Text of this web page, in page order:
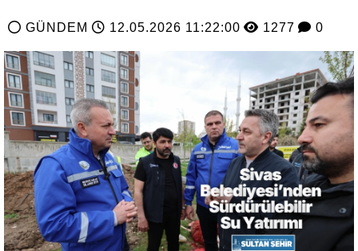
GÜNDEM 12.05.2026 11:22:00 1277 0